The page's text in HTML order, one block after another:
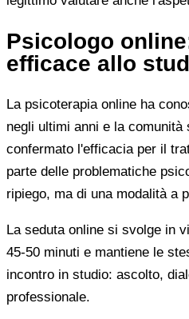
Psicologo
efficace allo
La psicoterapia online ha
negli ultimi anni e la comunità
confermato l'efficacia per il
parte delle problematiche
ripiego, ma di una modalità a
La seduta online si svolge in
45-50 minuti e mantiene le
incontro in studio: ascolto,
professionale.